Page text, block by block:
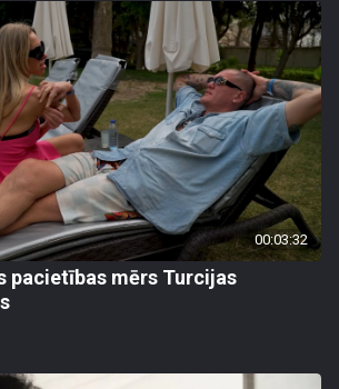
00:03:32
pacietības mērs Turcijas